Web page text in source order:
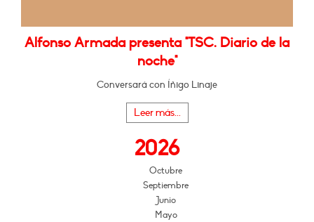
Alfonso Armada presenta "TSC. Diario de la
noche"
Conversará con Íñigo Linaje
Leer más...
2026
Octubre
Septiembre
Junio
Mayo